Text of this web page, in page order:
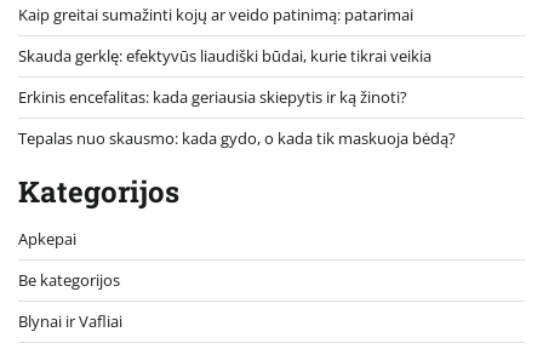
Kaip greitai sumažinti kojų ar veido patinimą: patarimai
Skauda gerklę: efektyvūs liaudiški būdai, kurie tikrai veikia
Erkinis encefalitas: kada geriausia skiepytis ir ką žinoti?
Tepalas nuo skausmo: kada gydo, o kada tik maskuoja bėdą?
Kategorijos
Apkepai
Be kategorijos
Blynai ir Vafliai